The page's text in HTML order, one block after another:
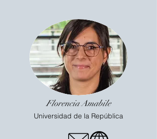
Florencia Amabile
Universidad de la República